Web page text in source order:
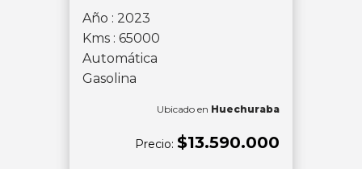
Año : 2023
Kms : 65000
Automática
Gasolina
Ubicado en Huechuraba
Precio: $13.590.000